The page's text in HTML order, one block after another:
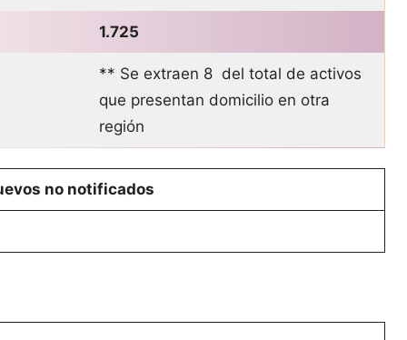
1.725
** Se extraen 8 del total de activos
que presentan domicilio en otra
región
no notificados